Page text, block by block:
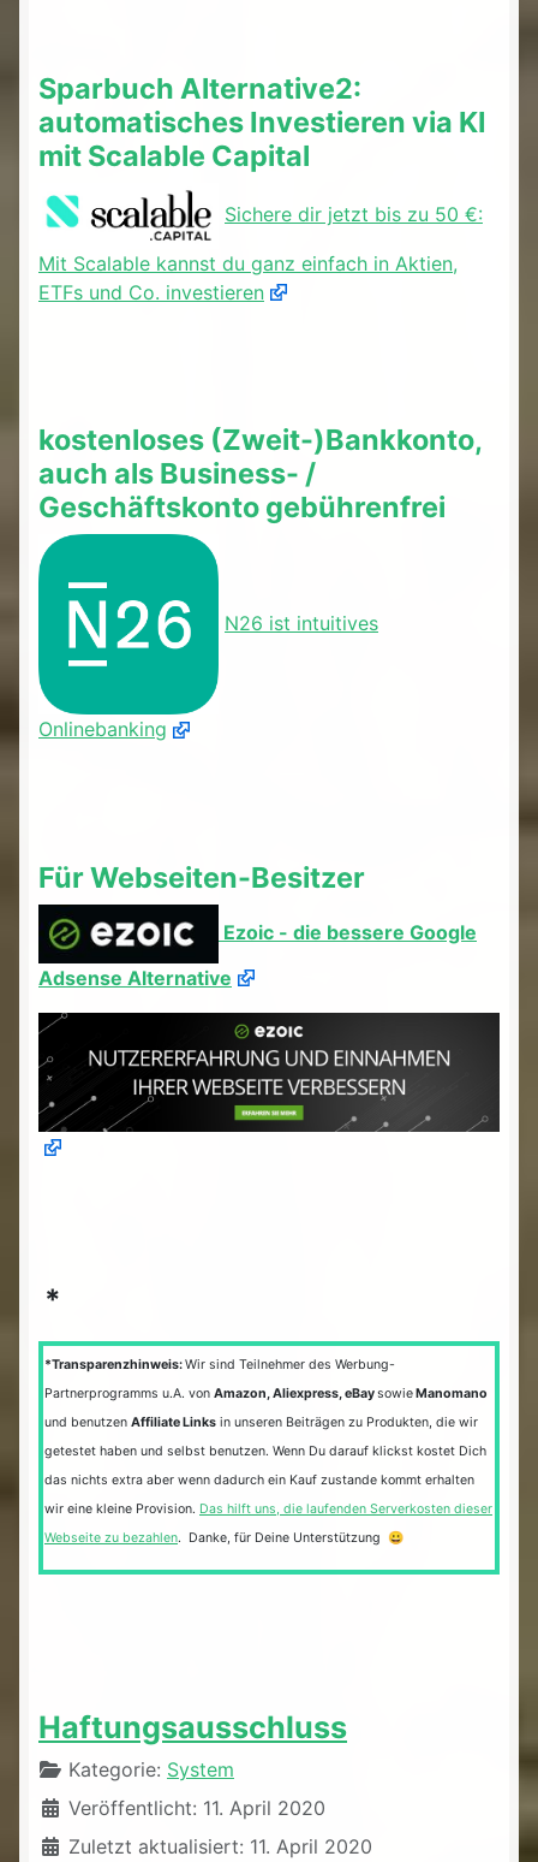
Sparbuch Alternative2:
automatisches Investieren via KI
mit Scalable Capital
Sichere dir jetzt bis zu 50 €:
Mit Scalable kannst du ganz einfach in Aktien,
ETFs und Co. investieren
kostenloses (Zweit-)Bankkonto,
auch als Business- /
Geschäftskonto gebührenfrei
N26 ist intuitives
Onlinebanking
Für Webseiten-Besitzer
Ezoic - die bessere Google
Adsense Alternative
*
*Transparenzhinweis:Wir sind Teilnehmer des Werbung-
Partnerprogramms u.A. von Amazon, Aliexpress, eBaysowieManomano
und benutzen Affiliate Links in unseren Beiträgen zu Produkten, die wir
getestet haben und selbst benutzen. Wenn Du darauf klickst kostet Dich
das nichts extra aber wenn dadurch ein Kauf zustande kommt erhalten
wir eine kleine Provision. Das hilft uns, die laufenden Serverkosten dieser
Webseite zu bezahlen. Danke, für Deine Unterstützung 😀
Haftungsausschluss
DetailsKategorie: System
Veröffentlicht: 11. April 2020
Zuletzt aktualisiert: 11. April 2020